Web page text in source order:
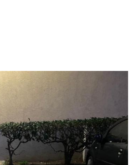
PIÈCES
RÉFÉRENCE
CRITÈRES SUPPLÉMENTAIRES
Piscine
Parking